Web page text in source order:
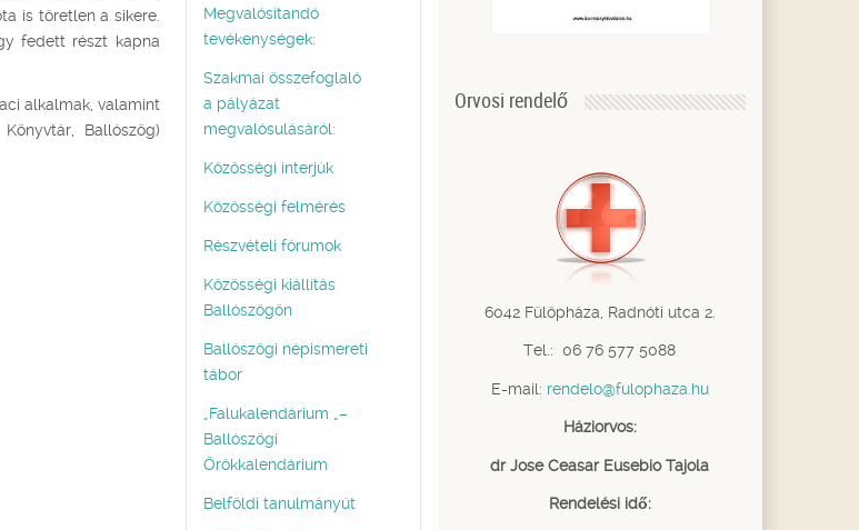
Megvalósítandó
tevékenységek:
Szakmai összefoglaló
a pályázat
megvalósulásáról:
Közösségi interjúk
Közösségi felmérés
Részvételi fórumok
Közösségi kiállítás
Ballószögön
Ballószögi népismereti
tábor
„Falukalendárium „–
Ballószögi
Örökkalendárium
Belföldi tanulmányút
is töretlen a sikere.
fedett részt kapna
alkalmak, valamint
Ballószög)
Orvosi rendelő
6042 Fülöpháza, Radnóti utca 2.
Tel.: 06 76 577 5088
E-mail: rendelo@fulophaza.hu
Háziorvos:
dr Jose Ceasar Eusebio Tajola
Rendelési idő: